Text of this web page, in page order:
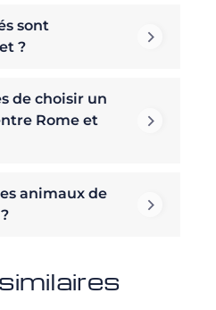
sont
?
de choisir un
Rome et
animaux de